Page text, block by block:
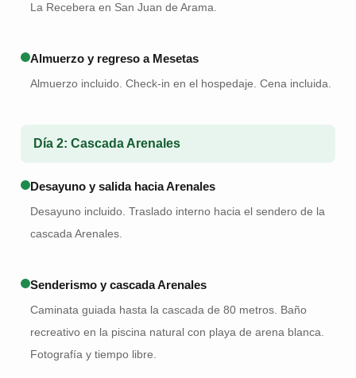
La Recebera en San Juan de Arama.
Almuerzo y regreso a Mesetas
Almuerzo incluido. Check-in en el hospedaje. Cena incluida.
Día 2: Cascada Arenales
Desayuno y salida hacia Arenales
Desayuno incluido. Traslado interno hacia el sendero de la
cascada Arenales.
Senderismo y cascada Arenales
Caminata guiada hasta la cascada de 80 metros. Baño
recreativo en la piscina natural con playa de arena blanca.
Fotografía y tiempo libre.